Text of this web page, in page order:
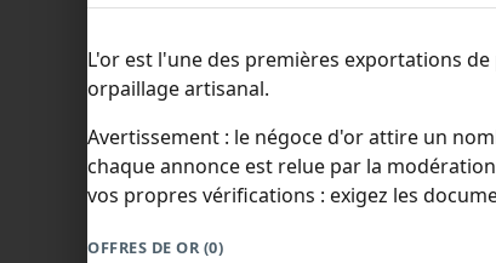
L'or est l'une des premières exportations
orpaillage artisanal.
Avertissement : le négoce d'or attire un
chaque annonce est relue par la
vos propres vérifications : exigez les
OFFRES DE OR (0)